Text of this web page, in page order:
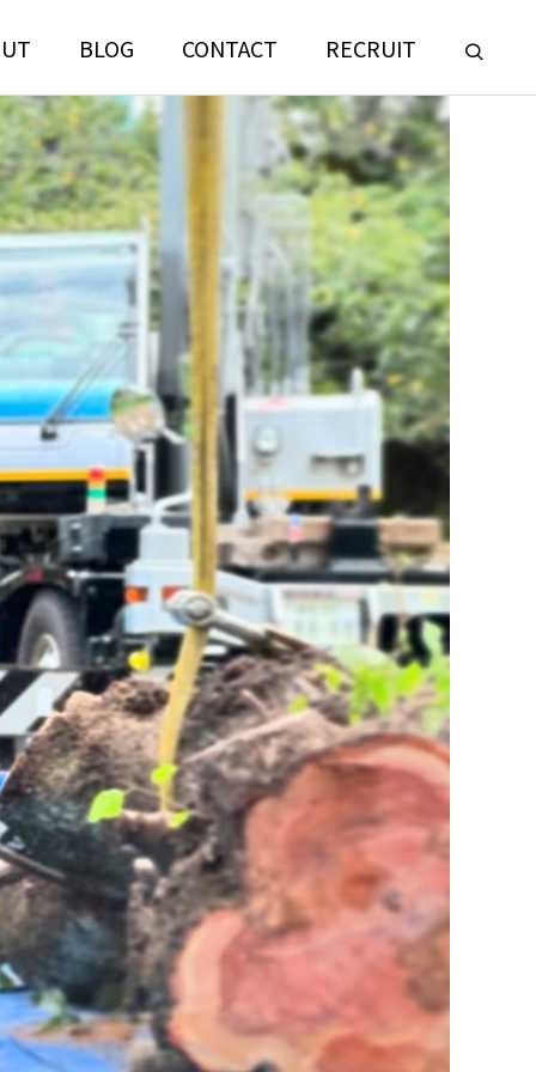
BLOG CONTACT RECRUIT
LANDSCAPE
CONSULTING
ランドスケープコンサルティング部門
ランドスケープコンサルティング部門